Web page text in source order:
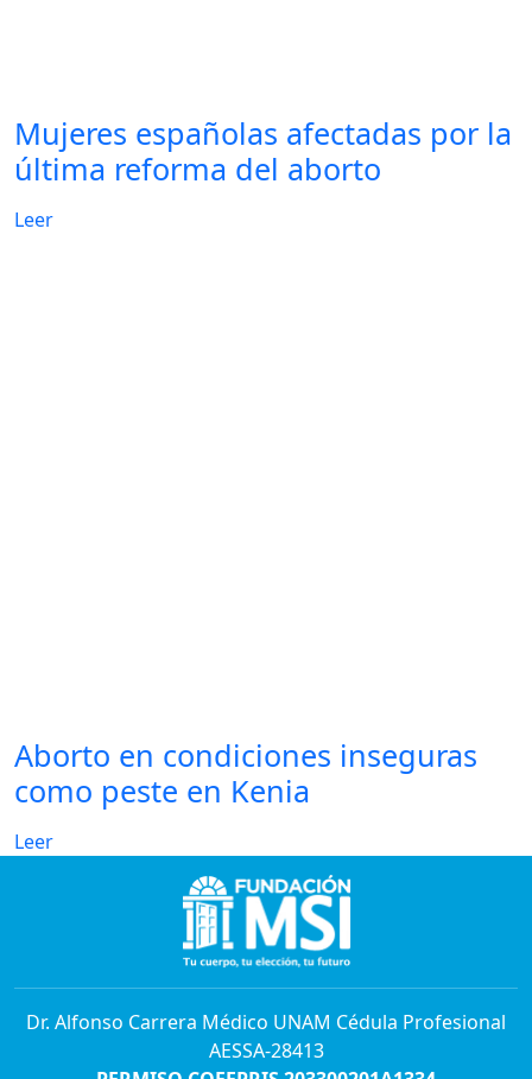
Mujeres españolas afectadas por la
última reforma del aborto
Leer
Aborto en condiciones inseguras
como peste en Kenia
Leer
Dr. Alfonso Carrera Médico UNAM Cédula Profesional
AESSA-28413